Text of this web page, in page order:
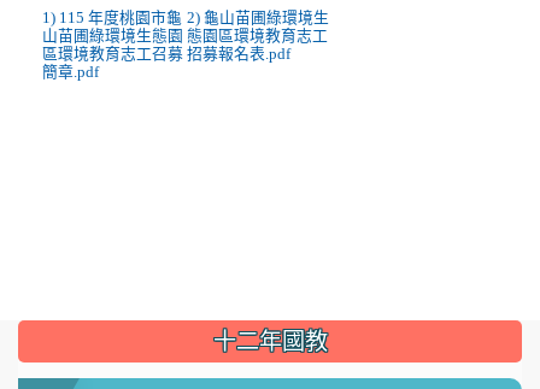
1) 115 年度桃園市龜
山苗圃綠環境生態園
區環境教育志工召募
簡章.pdf
2) 龜山苗圃綠環境生
態園區環境教育志工
招募報名表.pdf
::: 十二年國教